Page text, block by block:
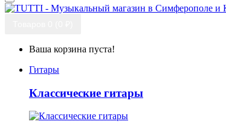
Ваша корзина пуста!
Гитары
Классические гитары